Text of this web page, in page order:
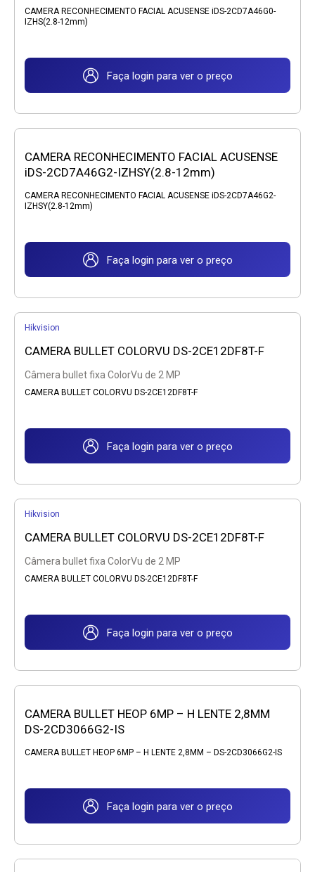
CAMERA RECONHECIMENTO FACIAL ACUSENSE iDS-2CD7A46G0-
IZHS(2.8-12mm)
Faça login para ver o preço
CAMERA RECONHECIMENTO FACIAL ACUSENSE
iDS-2CD7A46G2-IZHSY(2.8-12mm)
CAMERA RECONHECIMENTO FACIAL ACUSENSE iDS-2CD7A46G2-
IZHSY(2.8-12mm)
Faça login para ver o preço
Hikvision
CAMERA BULLET COLORVU DS-2CE12DF8T-F
Câmera bullet fixa ColorVu de 2 MP
CAMERA BULLET COLORVU DS-2CE12DF8T-F
Faça login para ver o preço
Hikvision
CAMERA BULLET COLORVU DS-2CE12DF8T-F
Câmera bullet fixa ColorVu de 2 MP
CAMERA BULLET COLORVU DS-2CE12DF8T-F
Faça login para ver o preço
CAMERA BULLET HEOP 6MP – H LENTE 2,8MM
DS-2CD3066G2-IS
CAMERA BULLET HEOP 6MP – H LENTE 2,8MM – DS-2CD3066G2-IS
Faça login para ver o preço